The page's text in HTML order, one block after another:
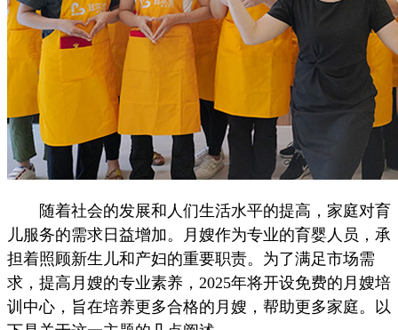
随着社会的发展和人们生活水平的提高，家庭对育
儿服务的需求日益增加。月嫂作为专业的育婴人员，承
担着照顾新生儿和产妇的重要职责。为了满足市场需
求，提高月嫂的专业素养，2025年将开设免费的月嫂培
训中心，旨在培养更多合格的月嫂，帮助更多家庭。以